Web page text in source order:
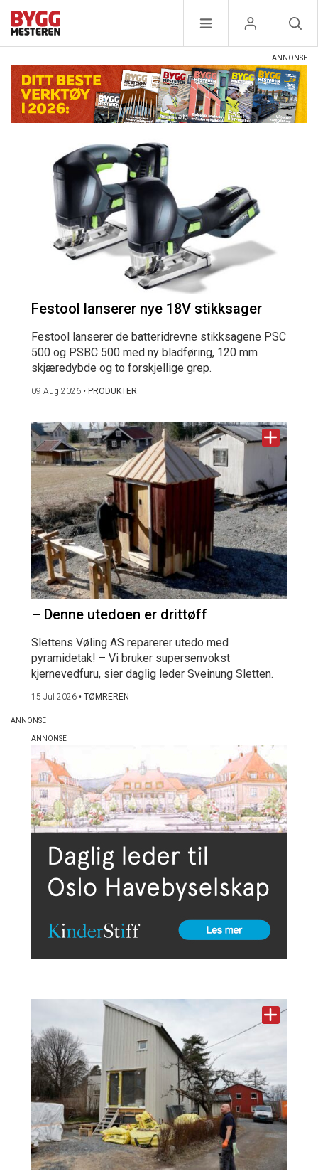
Festool lanserer nye 18V stikksager
Festool lanserer de batteridrevne stikksagene PSC
500 og PSBC 500 med ny bladføring, 120 mm
skjæredybde og to forskjellige grep.
09 Aug 2026 • PRODUKTER
– Denne utedoen er drittøff
Slettens Vøling AS reparerer utedo med
pyramidetak! – Vi bruker supersenvokst
kjernevedfuru, sier daglig leder Sveinung Sletten.
15 Jul 2026 • TØMREREN